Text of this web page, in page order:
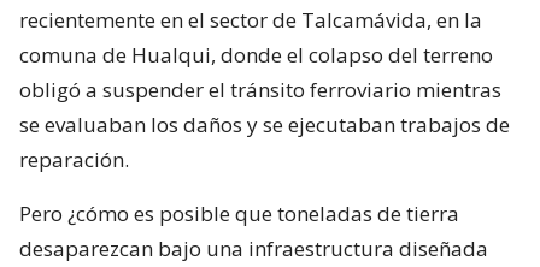
recientemente en el sector de Talcamávida, en la
comuna de Hualqui, donde el colapso del terreno
obligó a suspender el tránsito ferroviario mientras
se evaluaban los daños y se ejecutaban trabajos de
reparación.
Pero ¿cómo es posible que toneladas de tierra
desaparezcan bajo una infraestructura diseñada